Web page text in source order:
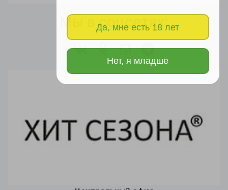
Да, мне есть 18 лет
Нет, я младше
Мы в соцсетях: